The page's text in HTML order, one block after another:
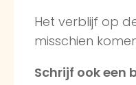
Het verblijf op
misschien
Schrijf ook een